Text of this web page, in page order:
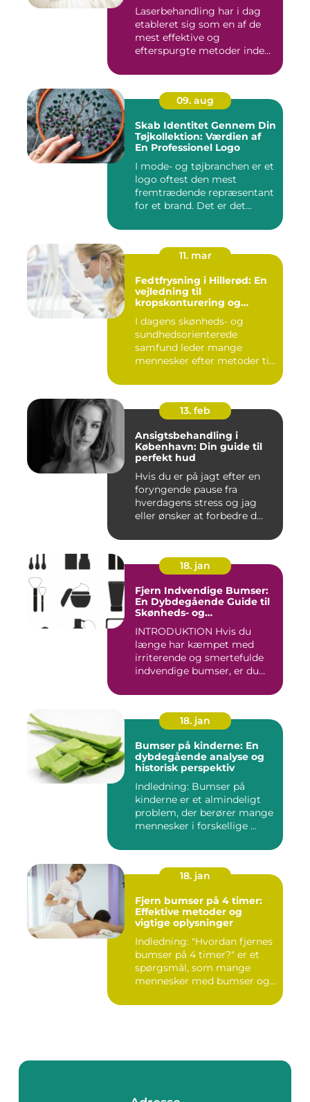
Laserbehandling har i dag
etableret sig som en af de
mest effektive og
efterspurgte metoder inden
09. aug
Skab Identitet Gennem Din
Tøjkollektion: Værdien af
En Professionel Logo
I mode- og tøjbranchen er et
logo oftest den mest
fremtrædende repræsentant
for et brand. Det er det...
11. mar
Fedtfrysning i Hillerød: En
vejledning til
kropskonturering og
I dagens skønheds- og
sundhedsorienterede
samfund leder mange
mennesker efter metoder til
13. feb
Ansigtsbehandling i
København: Din guide til
perfekt hud
Hvis du er på jagt efter en
foryngende pause fra
hverdagens stress og jag
eller ønsker at forbedre d...
18. jan
Fjern Indvendige Bumser:
En Dybdegående Guide til
Skønheds- og
INTRODUKTION Hvis du
længe har kæmpet med
irriterende og smertefulde
indvendige bumser, er du
18. jan
Bumser på kinderne: En
dybdegående analyse og
historisk perspektiv
Indledning: Bumser på
kinderne er et almindeligt
problem, der berører mange
mennesker i forskellige ...
18. jan
Fjern bumser på 4 timer:
Effektive metoder og
vigtige oplysninger
Indledning: "Hvordan fjernes
bumser på 4 timer?" er et
spørgsmål, som mange
mennesker med bumser og...